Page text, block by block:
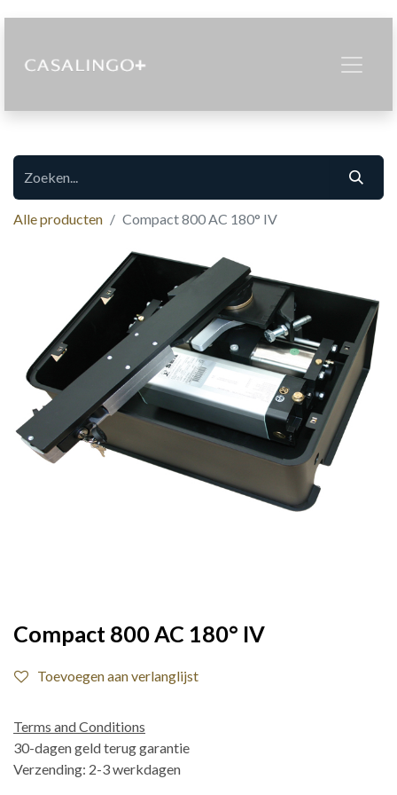
Alle producten Compact 800 AC 180° IV
Compact 800 AC 180° IV
Toevoegen aan verlanglijst
Terms and Conditions
30-dagen geld terug garantie
Verzending: 2-3 werkdagen